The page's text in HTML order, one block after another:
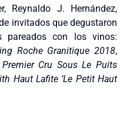
Reynaldo J. Hernández,
invitados que degustaron
pareados con los vinos:
Roche Granitique 2018,
Cru Sous Le Puits
Haut Lafite ‘Le Petit Haut